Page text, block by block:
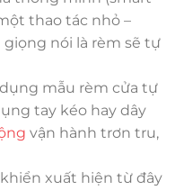
thao tác nhỏ –
nói là rèm sẽ tự
mẫu rèm cửa tự
tay kéo hay dây
vận hành trơn tru,
xuất hiện từ đây